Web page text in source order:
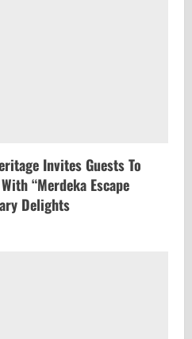
Invites Guests To
“Merdeka Escape
Delights